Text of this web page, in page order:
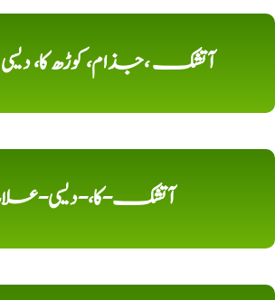
آتشک ،جذام، کوڑھ کا،
آتشک-کا،-دیسی-